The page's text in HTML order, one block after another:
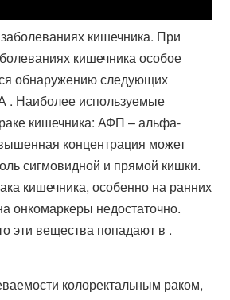
кишечника. При
кишечника особое
обнаружению следующих
. Наиболее используемые
кишечника: АФП – альфа-
концентрация может
сигмовидной и прямой кишки.
кишечника, особенно на ранних
онкомаркеры недостаточно.
эти вещества попадают в .
колоректальным раком,